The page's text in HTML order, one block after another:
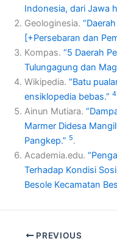
Indonesia, dari Jawa
Geologinesia.
[+Persebaran dan
Kompas. “5 Daerah
Tulungagung dan
Wikipedia. “Batu
ensiklopedia bebas.” 4
Ainun Mutiara.
Marmer Didesa
Pangkep.” 5.
Academia.edu.
Terhadap Kondisi
Besole Kecamatan
PREVIOUS